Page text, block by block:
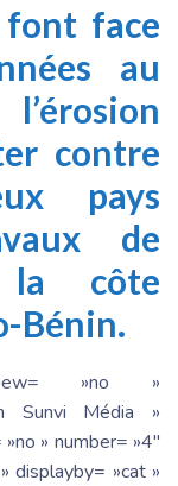
font face
au
contre
pays
de
la côte
Bénin.
»no »
Sunvi Média »
» number= »4″
displayby= »cat »